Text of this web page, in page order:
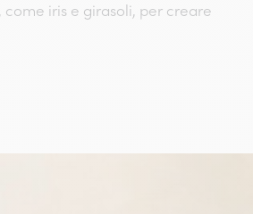
iris e girasoli, per creare